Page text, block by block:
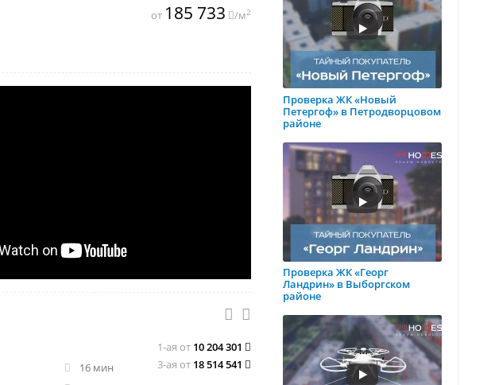
от 185 733 /м2
16 мин
1-ая от 10 204 301
3-ая от 18 514 541
Проверка ЖК «Новый
Петергоф» в Петродворцовом
районе
Проверка ЖК «Георг
Ландрин» в Выборгском
районе